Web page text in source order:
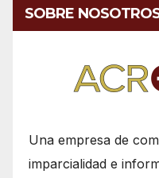
SOBRE
Una empresa de
imparcialidad e